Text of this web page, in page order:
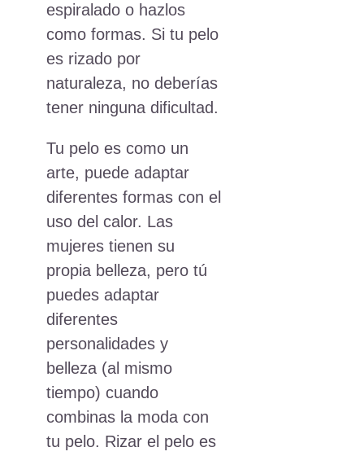
espiralado o hazlos
como formas. Si tu pelo
es rizado por
naturaleza, no deberías
tener ninguna dificultad.
Tu pelo es como un
arte, puede adaptar
diferentes formas con el
uso del calor. Las
mujeres tienen su
propia belleza, pero tú
puedes adaptar
diferentes
personalidades y
belleza (al mismo
tiempo) cuando
combinas la moda con
tu pelo. Rizar el pelo es